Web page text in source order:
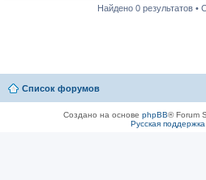
Найдено 0 результатов •
Список форумов
Создано на основе phpBB® Forum
Русская